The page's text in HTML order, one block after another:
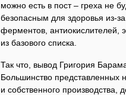
можно есть в пост – греха не
безопасным для здоровья из-
ферментов, антиокислителей,
из базового списка.
Так что, вывод Григория
Большинство представленных
и собственного